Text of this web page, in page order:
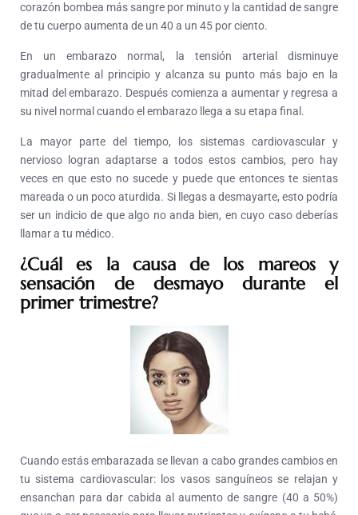
corazón bombea más sangre por minuto y la cantidad de sangre
de tu cuerpo aumenta de un 40 a un 45 por ciento.
En un embarazo normal, la tensión arterial disminuye
gradualmente al principio y alcanza su punto más bajo en la
mitad del embarazo. Después comienza a aumentar y regresa a
su nivel normal cuando el embarazo llega a su etapa final.
La mayor parte del tiempo, los sistemas cardiovascular y
nervioso logran adaptarse a todos estos cambios, pero hay
veces en que esto no sucede y puede que entonces te sientas
mareada o un poco aturdida. Si llegas a desmayarte, esto podría
ser un indicio de que algo no anda bien, en cuyo caso deberías
llamar a tu médico.
¿Cuál es la causa de los mareos y
sensación de desmayo durante el
primer trimestre?
Cuando estás embarazada se llevan a cabo grandes cambios en
tu sistema cardiovascular: los vasos sanguíneos se relajan y
ensanchan para dar cabida al aumento de sangre (40 a 50%)